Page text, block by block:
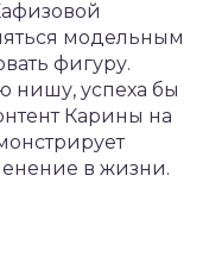
модельным
фигуру.
нишу, успеха бы
Карины на
в жизни.